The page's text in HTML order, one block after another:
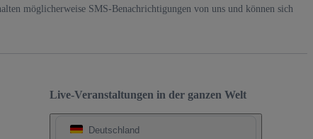
möglicherweise SMS-Benachrichtigungen von uns und können sich
Live-Veranstaltungen in der ganzen Welt
Deutschland